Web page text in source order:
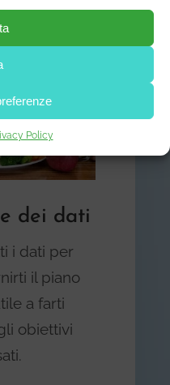
Policy
dei dati
i dati per
il piano
a farti
obiettivi